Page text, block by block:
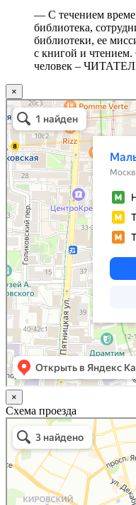
— С течением
библиотека,
библиотеки, ее
с книгой и
человек –
×
Москва
Малый Татарский переулок, 8 на
Яндекс.Карты
×
Схема проезда
Казань
Малый Татарский переулок, 8 на
Яндекс.Карты